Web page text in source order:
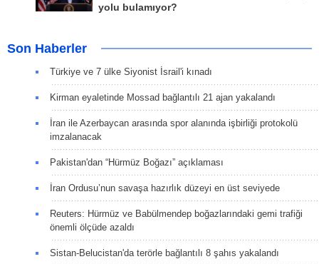
yolu bulamıyor?
Son Haberler
Türkiye ve 7 ülke Siyonist İsrail'i kınadı
Kirman eyaletinde Mossad bağlantılı 21 ajan yakalandı
İran ile Azerbaycan arasında spor alanında işbirliği protokolü
imzalanacak
Pakistan'dan “Hürmüz Boğazı” açıklaması
İran Ordusu’nun savaşa hazırlık düzeyi en üst seviyede
Reuters: Hürmüz ve Babülmendep boğazlarındaki gemi trafiği
önemli ölçüde azaldı
Sistan-Belucistan'da terörle bağlantılı 8 şahıs yakalandı